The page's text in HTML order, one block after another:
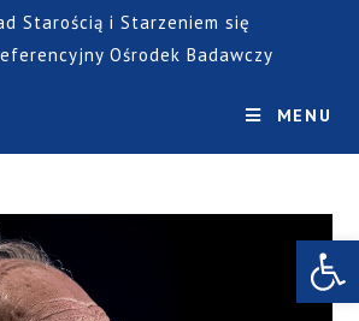
Open toolbar
Starością i Starzeniem się
Ośrodek Badawczy
MENU